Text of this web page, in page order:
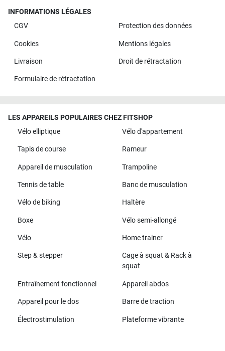
INFORMATIONS LÉGALES
CGV
Protection des données
Cookies Mentions légales
Livraison Droit de rétractation
Formulaire de rétractation
LES APPAREILS POPULAIRES CHEZ FITSHOP
Vélo elliptique
Vélo d'appartement
Tapis de course Rameur
Appareil de musculation Trampoline
Tennis de table Banc de musculation
Vélo de biking Haltère
Boxe Vélo semi-allongé
Vélo Home trainer
Step & stepper
Cage à squat & Rack à
squat
Entraînement fonctionnel Appareil abdos
Appareil pour le dos Barre de traction
Électrostimulation Plateforme vibrante